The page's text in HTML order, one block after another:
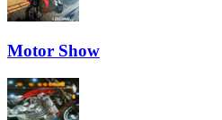
Motor Show